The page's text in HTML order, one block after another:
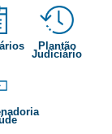
2026
Plantão
Judiciário